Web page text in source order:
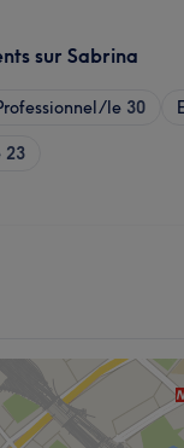
sur Sabrina
le 30
23